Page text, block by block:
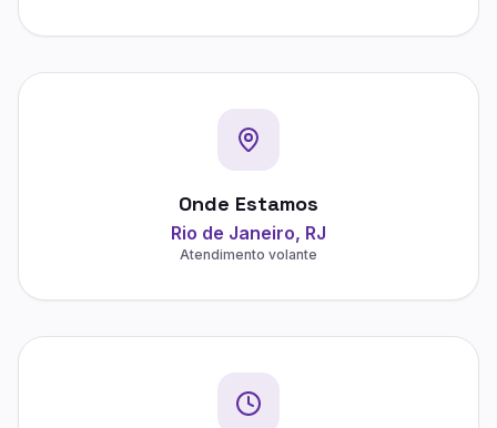
Onde Estamos
Rio de Janeiro, RJ
Atendimento volante